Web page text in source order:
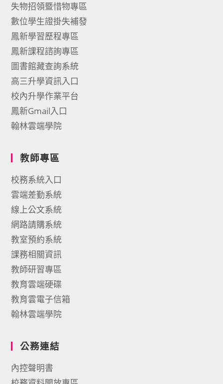
失物招領暨惜物專區
數位學生證掛失補發
鳳新學習歷程專區
鳳新課程諮詢專區
圖書館藏查詢系統
高三升學資訊入口
校內升學作業平台
鳳新Gmail入口
翰林雲端學院
教師專區
校務系統入口
雲端差勤系統
線上公文系統
網路請購系統
教室預約系統
課務相關資訊
教師研習專區
教育雲端硬碟
教育雲電子信箱
翰林雲端學院
公務連結
內控聲明書